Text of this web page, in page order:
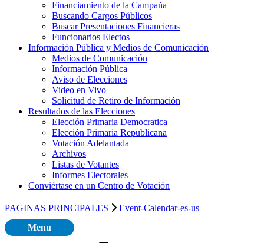
Financiamiento de la Campaña
Buscando Cargos Públicos
Buscar Presentaciones Financieras
Funcionarios Electos
Información Pública y Medios de Comunicación
Medios de Comunicación
Información Pública
Aviso de Elecciones
Video en Vivo
Solicitud de Retiro de Información
Resultados de las Elecciones
Elección Primaria Democratica
Elección Primaria Republicana
Votación Adelantada
Archivos
Listas de Votantes
Informes Electorales
Conviértase en un Centro de Votación
PAGINAS PRINCIPALES
Event-Calendar-es-us
Menu